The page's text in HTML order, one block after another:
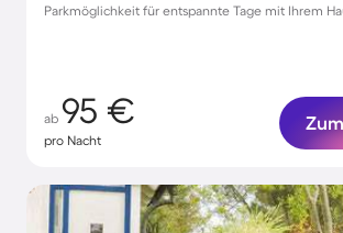
Parkmöglichkeit für entspannte Tage mit Ihrem
ab 95 €
pro Nacht